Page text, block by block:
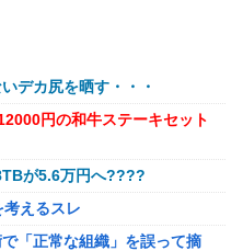
野忍」「斧乃木余接」プラ
】
12』を発売中止にしないとい
？とりあえすだせばいいやん
からしか得られない栄養素が
が濃いな…」
ア「涼宮ハルヒ」プライズフ
チアモ」プライズフィギュア
ちゅう ピアプロキャラクタ
せてる人増えてるけど、終わ
デカ尻を晒す・・・
円の和牛ステーキセット
が5.6万円へ????
えるスレ
「正常な組織」を誤って摘